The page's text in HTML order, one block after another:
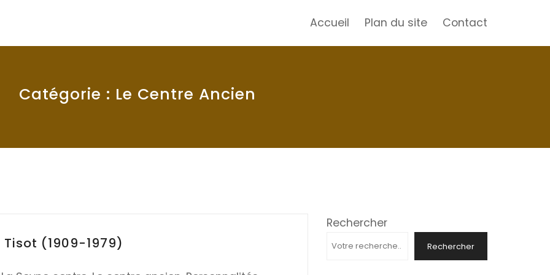
Accueil Plan du site Contact
Catégorie : Le Centre Ancien
Tisot (1909-1979)
Rechercher
Rechercher